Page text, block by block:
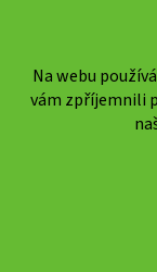
Na webu
vám zpříjemnili